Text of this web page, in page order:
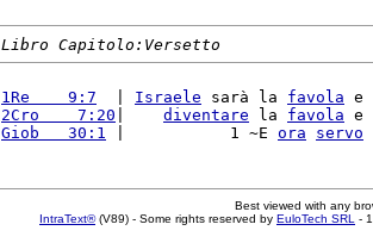
Libro Capitolo:Versetto
1Re    9:7 Israele sarà la favola e
2Cro    7:20 diventare la favola e
Giob   30:1 |           1 ~E ora servo
Best viewed with any
IntraText®(V89) - Some rights reserved by EuloTech SRL -